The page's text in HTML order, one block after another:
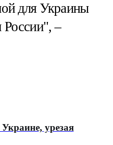
для Украины
России", –
урезая